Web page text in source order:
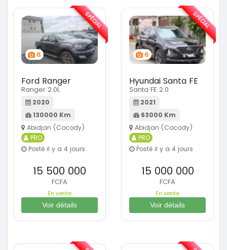
6
Ford Ranger
Ranger 2.0L
2020
130000 Km
Abidjan (Cocody)
PRO
Posté il y a 4 jours
15 500 000
FCFA
En vente
Voir détails
SPÉCIAL
6
Hyundai Santa FE
Santa FE 2.0
2021
63000 Km
Abidjan (Cocody)
PRO
Posté il y a 4 jours
15 000 000
FCFA
En vente
Voir détails
SPÉCIAL